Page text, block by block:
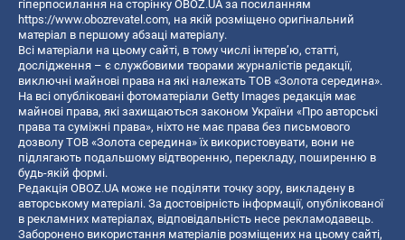
гіперпосилання на сторінку OBOZ.UA за посиланням
https://www.obozrevatel.com, на якій розміщено оригінальний
матеріал в першому абзаці матеріалу.
Всі матеріали на цьому сайті, в тому числі інтерв’ю, статті,
дослідження – є службовими творами журналістів редакції,
виключні майнові права на які належать ТОВ «Золота середина».
На всі опубліковані фотоматеріали Getty Images редакція має
майнові права, які захищаються законом України «Про авторські
права та суміжні права», ніхто не має права без письмового
дозволу ТОВ «Золота середина» їх використовувати, вони не
підлягають подальшому відтворенню, перекладу, поширенню в
будь-якій формі.
Редакція OBOZ.UA може не поділяти точку зору, викладену в
авторському матеріалі. За достовірність інформації, опублікованої
в рекламних матеріалах, відповідальність несе рекламодавець.
Заборонено використання матеріалів розміщених на цьому сайті,